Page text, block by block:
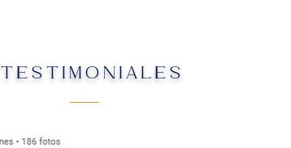
TESTIMONIALES